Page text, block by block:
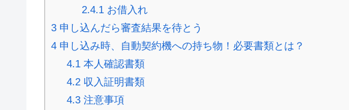
2.4.1 お借入れ
3 申し込んだら審査結果を待とう
4 申し込み時、自動契約機への持ち物！必要書類とは？
4.1本人確認書類
4.2収入証明書類
4.3注意事項